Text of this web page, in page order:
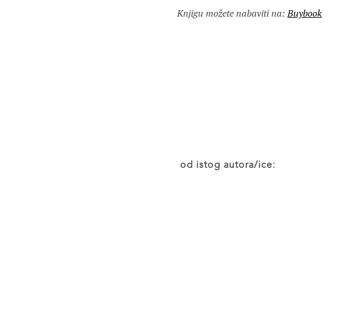
Knjigu možete nabaviti na:Buybook
od istog autora/ice: